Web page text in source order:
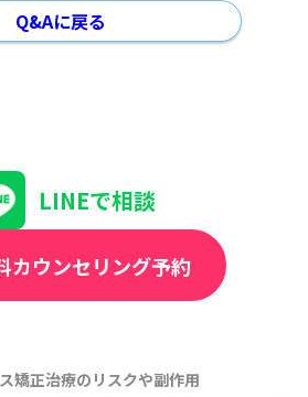
Q&Aに戻る
LINEで相談
カウンセリング予約
矯正治療のリスクや副作用